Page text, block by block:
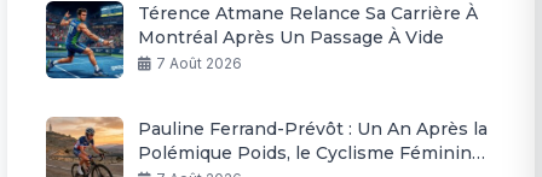
Térence Atmane Relance Sa Carrière À
Montréal Après Un Passage À Vide
7 Août 2026
Pauline Ferrand-Prévôt : Un An Après la
Polémique Poids, le Cyclisme Féminin